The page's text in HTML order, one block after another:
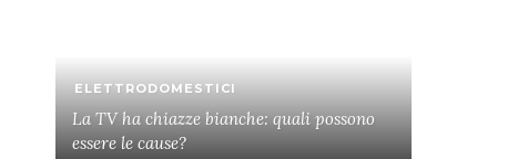
ELETTRODOMESTICI
La TV ha chiazze bianche: quali possono
essere le cause?